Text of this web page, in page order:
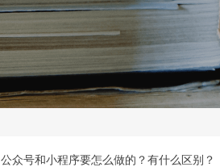
公众号和小程序要怎么做的？有什么区别？